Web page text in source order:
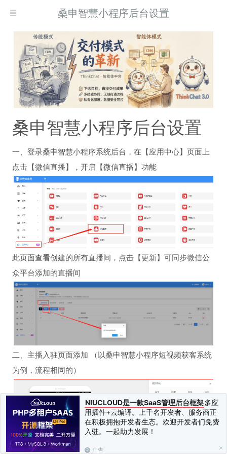
NIUCLOUD是一款SaaS管理后台框架多应
用插件+云编译。上千名开发者、服务商正
在积极拥抱开发者生态。欢迎开发者们免费
入驻。一起助力发展！
广告
桑申智慧小程序后台设置
桑申智慧小程序后台设置
一、登录桑申智慧小程序系统后台，在【应用中心】页面上
点击【微信直播】，开启【微信直播】功能
此页面查看创建的所有直播间，点击【更新】可同步微信公
众平台添加的直播间
二、主播入驻页面添加 （以桑申智慧小程序短视频获客系统
为例，流程相同的）